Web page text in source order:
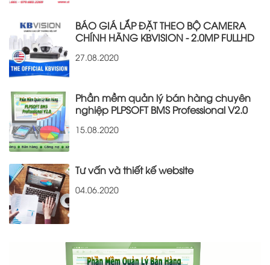
BÁO GIÁ LẮP ĐẶT THEO BỘ CAMERA
CHÍNH HÃNG KBVISION - 2.0MP FULLHD
27.08.2020
Phần mềm quản lý bán hàng chuyên
nghiệp PLPSOFT BMS Professional V2.0
15.08.2020
Tư vấn và thiết kế website
04.06.2020